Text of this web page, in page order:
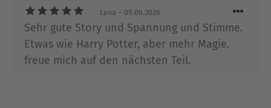
Lena – 09.06.2026
Sehr gute Story und Spannung und Stimme.
Etwas wie Harry Potter, aber mehr Magie.
freue mich auf den nächsten Teil.